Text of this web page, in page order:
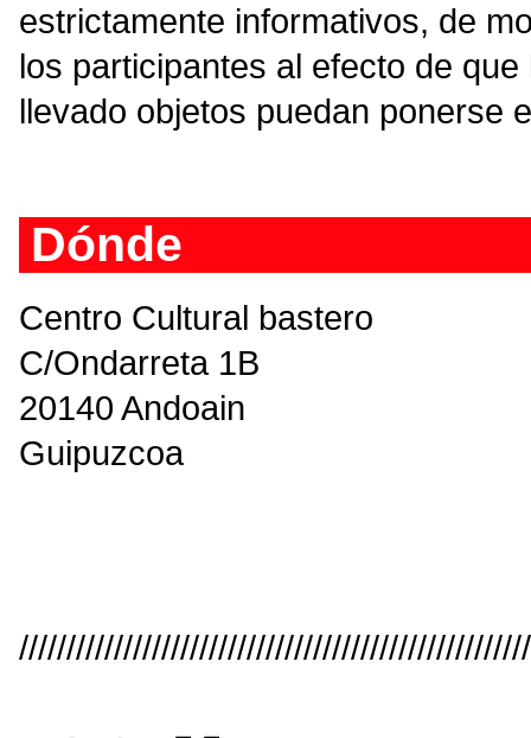
estrictamente informativos, de
los participantes al efecto de
llevado objetos puedan ponerse
Dónde
Centro Cultural bastero
C/Ondarreta 1B
20140 Andoain
Guipuzcoa